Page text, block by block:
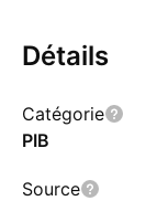
Détails
Catégorie
PIB
Source